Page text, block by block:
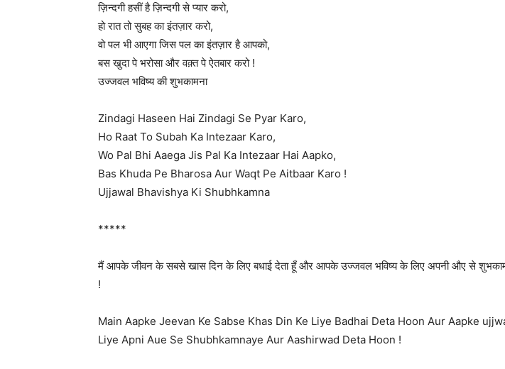
ज़िन्दगी हसीं है ज़िन्दगी से प्यार करो,
हो रात तो सुबह का इंतज़ार करो,
वो पल भी आएगा जिस पल का इंतज़ार है आपको,
बस खुदा पे भरोसा और वक़्त पे ऐतबार करो !
उज्जवल भविष्य की शुभकामना
Zindagi Haseen Hai Zindagi Se Pyar Karo,
Ho Raat To Subah Ka Intezaar Karo,
Wo Pal Bhi Aaega Jis Pal Ka Intezaar Hai Aapko,
Bas Khuda Pe Bharosa Aur Waqt Pe Aitbaar Karo !
Ujjawal Bhavishya Ki Shubhkamna
*****
मैं आपके जीवन के सबसे खास दिन के लिए बधाई देता हूँ और आपके उज्जवल भविष्य के लिए अपनी औए से
!
Main Aapke Jeevan Ke Sabse Khas Din Ke Liye Badhai Deta Hoon Aur Aapke
Liye Apni Aue Se Shubhkamnaye Aur Aashirwad Deta Hoon !